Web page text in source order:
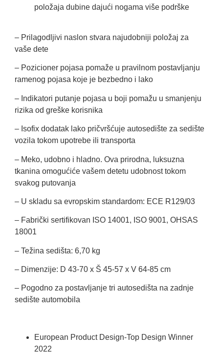
položaja dubine dajući nogama više podrške
– Prilagodljivi naslon stvara najudobniji položaj za
vaše dete
– Pozicioner pojasa pomaže u pravilnom postavljanju
ramenog pojasa koje je bezbedno i lako
– Indikatori putanje pojasa u boji pomažu u smanjenju
rizika od greške korisnika
– Isofix dodatak lako pričvršćuje autosedište za sedište
vozila tokom upotrebe ili transporta
– Meko, udobno i hladno. Ova prirodna, luksuzna
tkanina omogućiće vašem detetu udobnost tokom
svakog putovanja
– U skladu sa evropskim standardom: ECE R129/03
– Fabrički sertifikovan ISO 14001, ISO 9001, OHSAS
18001
– Težina sedišta: 6,70 kg
– Dimenzije: D 43-70 x Š 45-57 x V 64-85 cm
– Pogodno za postavljanje tri autosedišta na zadnje
sedište automobila
European Product Design-Top Design Winner
2022